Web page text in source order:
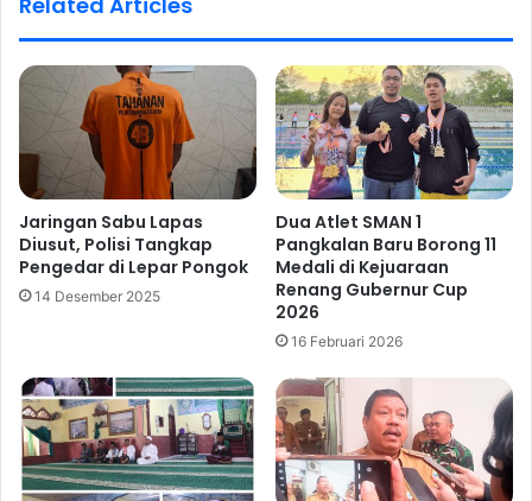
Jaringan Sabu Lapas
Diusut, Polisi Tangkap
Pengedar di Lepar Pongok
14 Desember 2025
Dua Atlet SMAN 1
Pangkalan Baru Borong 11
Medali di Kejuaraan
Renang Gubernur Cup
2026
16 Februari 2026